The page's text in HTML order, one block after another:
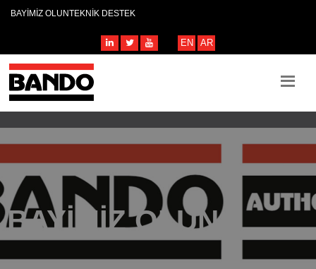
BAYİMİZ OLUNTEKNİK DESTEK
EN AR
BAYİMİZ OLUN